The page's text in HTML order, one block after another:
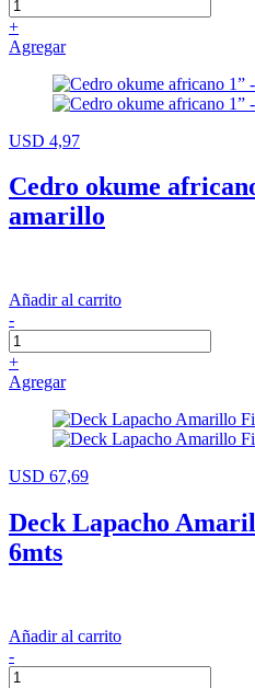
+
Agregar
USD 4,97
Cedro okume
amarillo
Añadir al carrito
-
+
Agregar
USD 67,69
Deck Lapacho
6mts
Añadir al carrito
-